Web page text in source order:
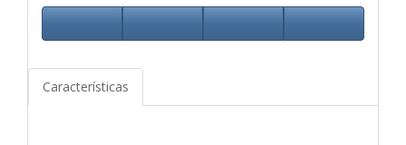
Características